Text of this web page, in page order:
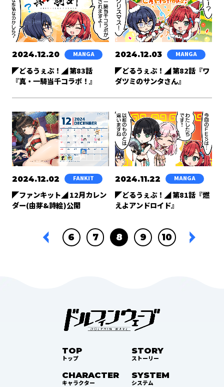
2024.12.20 MANGA
◤どるうぇぶ！◢ 第83話
『真・一騎当千コラボ！』
2024.12.03 MANGA
◤どるうぇぶ！◢ 第82話『ワ
ダツミのサンタさん』
2024.12.02 FANKIT
◤ファンキット◢ 12月カレン
ダー(由芽&詩絵)公開
2024.11.22 MANGA
◤どるうぇぶ！◢ 第81話『燃
えよアンドロイド』
6 7 8 9 10
TOP
トップ
STORY
ストーリー
CHARACTER
キャラクター
SYSTEM
システム